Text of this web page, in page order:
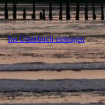
Ins Gästebuch eintragen